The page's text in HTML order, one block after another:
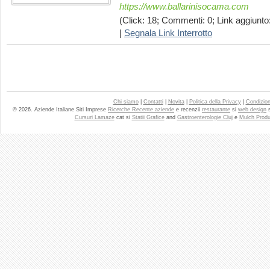
https://www.ballarinisocama.com
(Click: 18; Commenti: 0; Link
Segnala Link Interrotto
Chi siamo| Contatti| Novita| Politica della Privacy|
© 2026. Aziende Italiane Siti Imprese Ricerche Recente aziende e recenzii restaurante si web design
Cursuri Lamazecat si Statii Graficeand Gastroenterologie Cluje Mulch